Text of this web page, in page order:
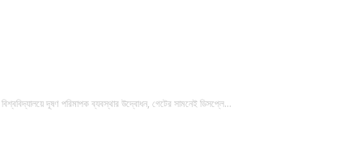
দূষণ পরিমাপক ব্যবস্থার উদ্বোধন, গেটের সামনেই ডিসপ্লে...